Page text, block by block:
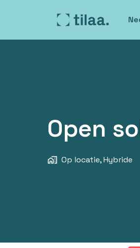
Homepagina
Open
Op locatie, Hybride